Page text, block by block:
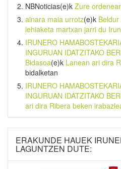
NBNoticias(e)k Zure
ainara maia urrotz(e)k
lehiaketa martxan jarri du
IRUNERO
INGURUAN IDATZITAKO
Bidasoa(e)k Lanean ari dira
bidalketan
IRUNERO
INGURUAN IDATZITAKO
ari dira Ribera beken
ERAKUNDE HAUEK
LAGUNTZEN DUTE: